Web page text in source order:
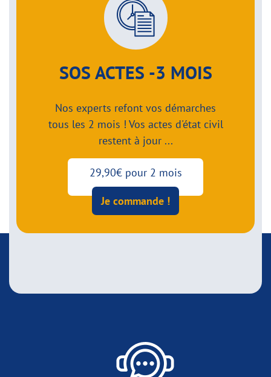
SOS ACTES -3 MOIS
Nos experts refont vos démarches
tous les 2 mois ! Vos actes d'état civil
restent à jour ...
29,90€ pour 2 mois
Je commande !